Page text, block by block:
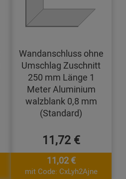
Wandanschluss ohne
Umschlag Zuschnitt
250 mm Länge 1
Meter Aluminium
walzblank 0,8 mm
(Standard)
11,72 €
11,02 €
mit Code: CxLyh2Ajne